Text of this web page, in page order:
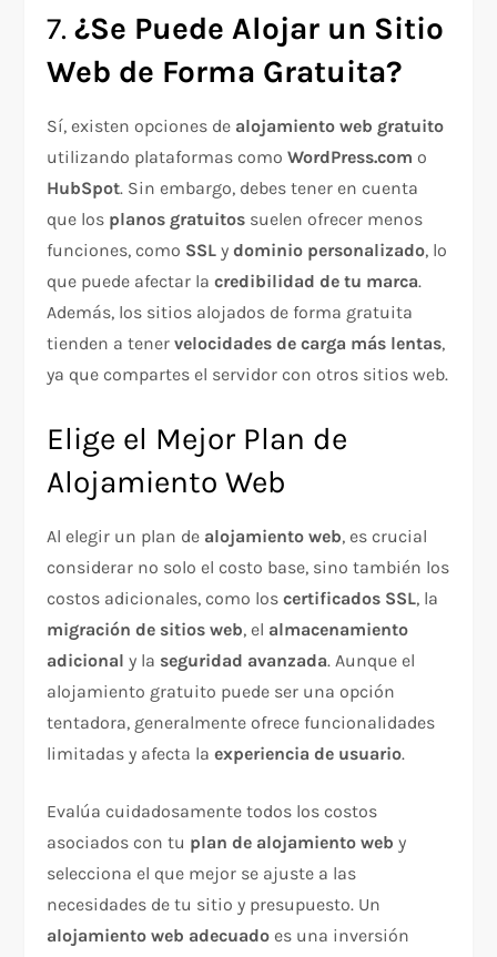
7.¿Se Puede Alojar un Sitio
Web de Forma Gratuita?
Sí, existen opciones de alojamiento web gratuito
utilizando plataformas comoWordPress.com o
HubSpot. Sin embargo, debes tener en cuenta
que los planos gratuitos suelen ofrecer menos
funciones, como SSL ydominio personalizado, lo
que puede afectar lacredibilidad de tu marca.
Además, los sitios alojados de forma gratuita
tienden a tenervelocidades de carga más lentas,
ya que compartes el servidor con otros sitios web.
Elige el Mejor Plan de
Alojamiento Web
Al elegir un plan de alojamiento web, es crucial
considerar no solo el costo base, sino también los
costos adicionales, como loscertificados SSL, la
migración de sitios web, el almacenamiento
adicional y la seguridad avanzada. Aunque el
alojamiento gratuito puede ser una opción
tentadora, generalmente ofrece funcionalidades
limitadas y afecta laexperiencia de usuario.
Evalúa cuidadosamente todos los costos
asociados con tu plan de alojamiento web y
selecciona el que mejor se ajuste a las
necesidades de tu sitio y presupuesto. Un
alojamiento web adecuado es una inversión